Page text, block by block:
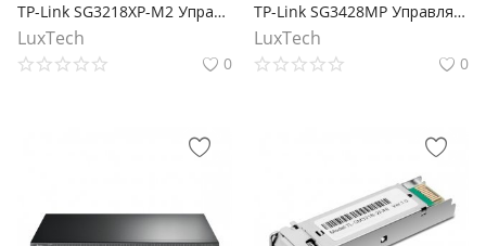
TP-Link SG3218XP-M2 Управляемый коммутатор Omada уровня 2+ с 16 портами 2,5 Гбит/с (8 портов PoE+) и 2 портами SFP+
LuxTech
0
TP-Link SG3428MP Управляемый коммутатор Omada уровня 2+ с 24 гигабитными портами PoE+ и 4 портами SFP
LuxTech
0